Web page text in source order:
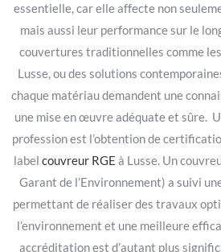
essentielle, car elle affecte non
mais aussi leur performance sur le
couvertures traditionnelles comme
Lusse, ou des solutions
chaque matériau demandent une
une mise en œuvre adéquate et sûre.
profession est l’obtention de
label couvreur RGE à Lusse. Un
Garant de l’Environnement) a suivi
permettant de réaliser des travaux
l’environnement et une meilleure
accréditation est d’autant plus